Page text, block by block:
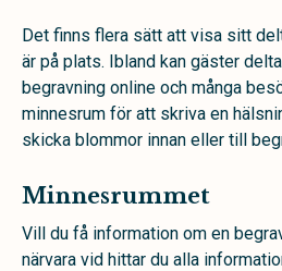
Det finns flera sätt att visa sitt
är på plats. Ibland kan gäster
begravning online och många
minnesrum för att skriva en
skicka blommor innan eller till
Minnesrummet
Vill du få information om en
närvara vid hittar du alla